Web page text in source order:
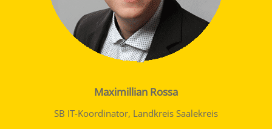
Maximillian Rossa
SB IT-Koordinator, Landkreis Saalekreis